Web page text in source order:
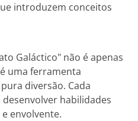
introduzem conceitos
Galáctico" não é apenas
uma ferramenta
diversão. Cada
habilidades
envolvente.